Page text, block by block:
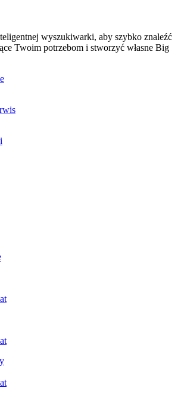
wyszukiwarki, aby szybko znaleźć
Twoim potrzebom i stworzyć własne Big